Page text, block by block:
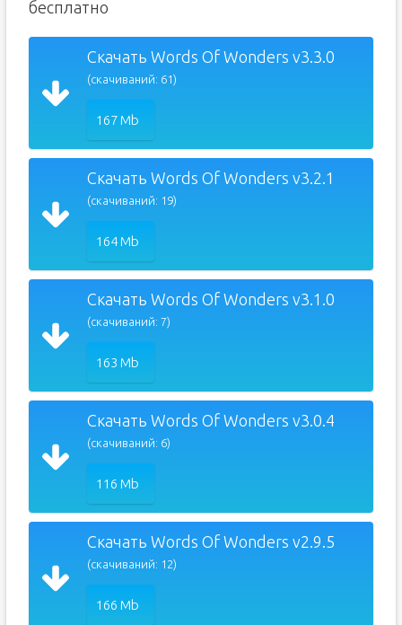
бесплатно
Скачать Words Of Wonders v3.3.0
(скачиваний: 61)
167 Mb
Скачать Words Of Wonders v3.2.1
(скачиваний: 19)
164 Mb
Скачать Words Of Wonders v3.1.0
(скачиваний: 7)
163 Mb
Скачать Words Of Wonders v3.0.4
(скачиваний: 6)
116 Mb
Скачать Words Of Wonders v2.9.5
(скачиваний: 12)
166 Mb